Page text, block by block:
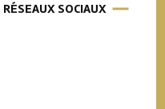
SOCIAUX